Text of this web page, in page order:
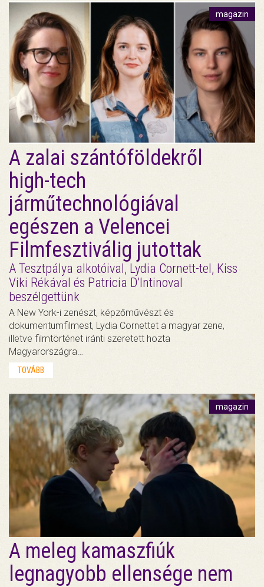
magazin
A zalai szántóföldekről
high-tech
járműtechnológiával
egészen a Velencei
Filmfesztiválig jutottak
A Tesztpálya alkotóival, Lydia Cornett-tel, Kiss
Viki Rékával és Patricia D’Intinoval
beszélgettünk
A New York-i zenészt, képzőművészt és
dokumentumfilmest, Lydia Cornettet a magyar zene,
illetve filmtörténet iránti szeretett hozta
Magyarországra…
TOVÁBB
magazin
A meleg kamaszfiúk
legnagyobb ellensége nem